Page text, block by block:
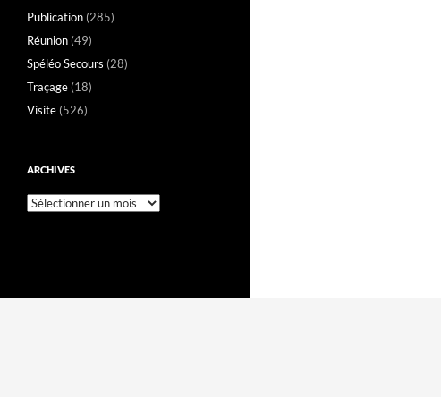
Publication (285)
Réunion (49)
Spéléo Secours (28)
Traçage (18)
Visite (526)
ARCHIVES
Archives